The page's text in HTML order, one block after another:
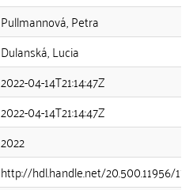
Pullmannová, Petra
Dulanská, Lucia
2022-04-14T21:14:47Z
2022-04-14T21:14:47Z
2022
http://hdl.handle.net/20.500.11956/